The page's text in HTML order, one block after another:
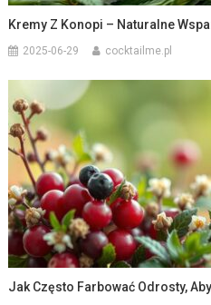
Kremy Z Konopi – Naturalne
2025-06-29 cocktailme.pl
Jak Często Farbować Odrosty,